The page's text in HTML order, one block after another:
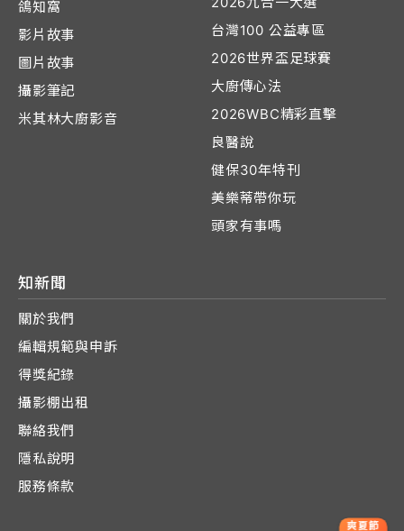
鴿知窩
影片故事
圖片故事
攝影筆記
米其林大廚影音
台灣100 公益專區
2026世界盃足球賽
大廚傳心法
2026WBC精彩直擊
良醫說
健保30年特刊
美樂蒂帶你玩
頭家有事嗎
知新聞
關於我們
編輯規範與申訴
得獎紀錄
攝影棚出租
聯絡我們
隱私說明
服務條款
爽夏節